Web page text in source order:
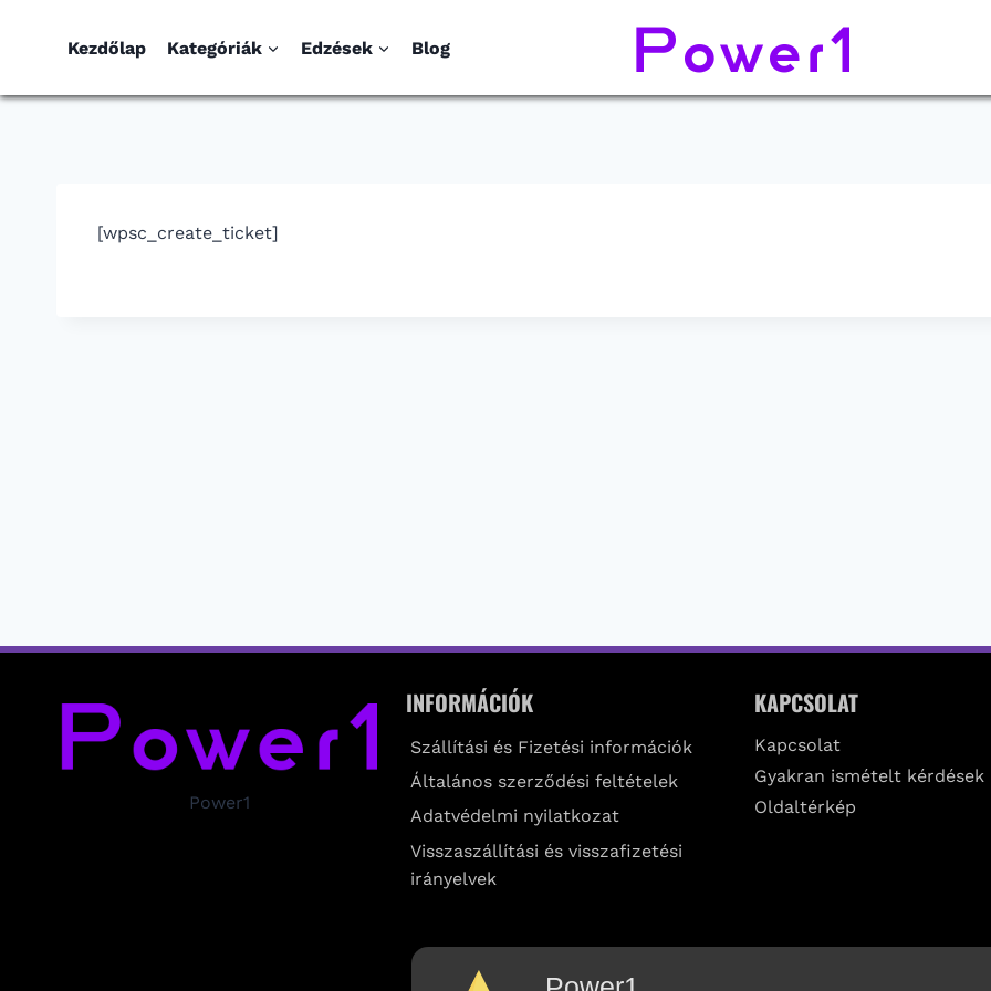
Kezdőlap Kategóriák Edzések Blog
[wpsc_create_ticket]
Power1
INFORMÁCIÓK
Szállítási és Fizetési információk
Általános szerződési feltételek
Adatvédelmi nyilatkozat
Visszaszállítási és visszafizetési
irányelvek
KAPCSOLAT
Kapcsolat
Gyakran ismételt kérdések
Oldaltérkép